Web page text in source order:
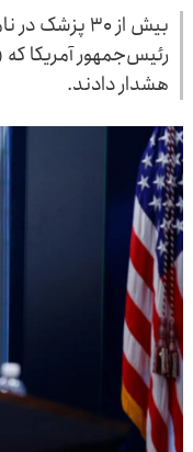
بیش از ۳۰
رئیس‌جمهور آمریکا
هشدار دادند.